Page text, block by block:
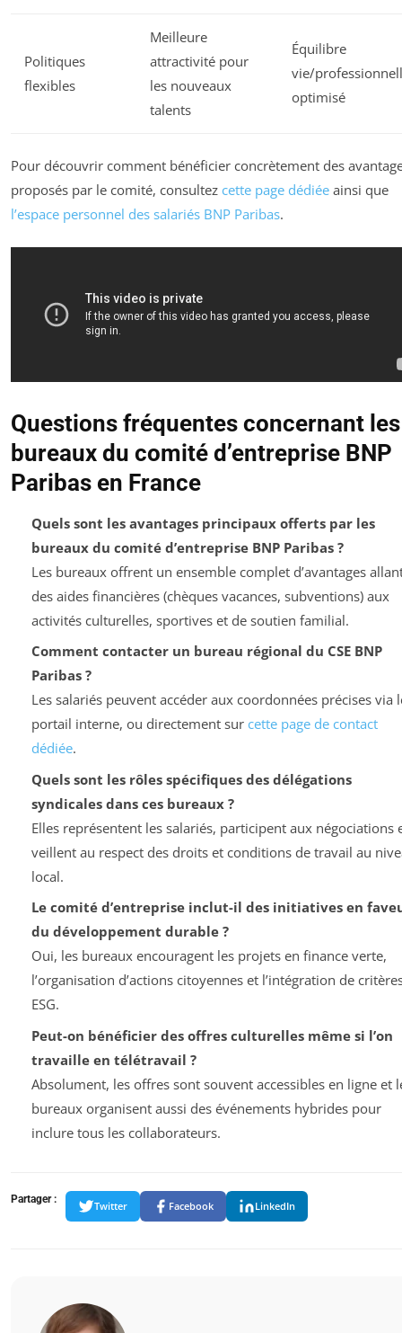
Politiques
flexibles
Meilleure
attractivité pour
les nouveaux
talents
Équilibre
vie/
optimisé
Pour découvrir comment bénéficier concrètement des
proposés par le comité, consultez cette page dédiée ainsi que
l’espace personnel des salariés BNP Paribas.
Questions fréquentes concernant les
bureaux du comité d’entreprise BNP
Paribas en France
Quels sont les avantages principaux offerts par les
bureaux du comité d’entreprise BNP Paribas ?
Les bureaux offrent un ensemble complet d’avantages
des aides financières (chèques vacances, subventions) aux
activités culturelles, sportives et de soutien familial.
Comment contacter un bureau régional du CSE BNP
Paribas ?
Les salariés peuvent accéder aux coordonnées précises via
portail interne, ou directement sur cette page de contact
dédiée.
Quels sont les rôles spécifiques des délégations
syndicales dans ces bureaux ?
Elles représentent les salariés, participent aux négociations
veillent au respect des droits et conditions de travail au
local.
Le comité d’entreprise inclut-il des initiatives en
du développement durable ?
Oui, les bureaux encouragent les projets en finance verte,
l’organisation d’actions citoyennes et l’intégration de
ESG.
Peut-on bénéficier des offres culturelles même si l’on
travaille en télétravail ?
Absolument, les offres sont souvent accessibles en ligne et
bureaux organisent aussi des événements hybrides pour
inclure tous les collaborateurs.
Partager :
Twitter Facebook LinkedIn